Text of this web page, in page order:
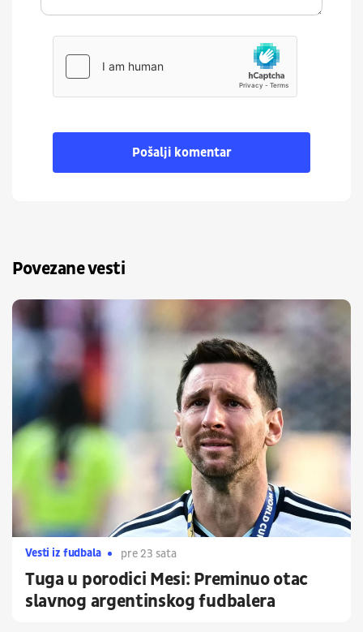
Pošalji komentar
Povezane vesti
Vesti iz fudbala pre 23 sata
Tuga u porodici Mesi: Preminuo otac
slavnog argentinskog fudbalera